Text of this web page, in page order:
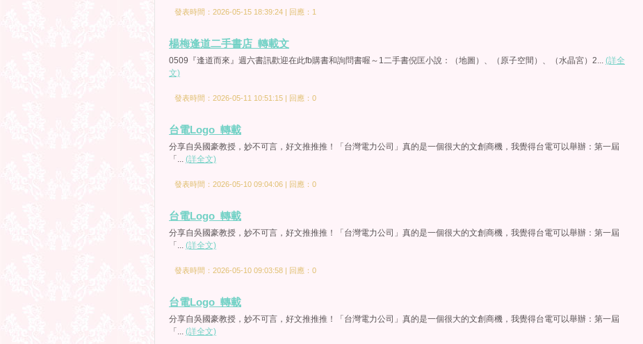
發表時間：2026-05-15 18:39:24 | 回應：1
楊梅逢道二手書店_轉載文
0509『逢道而來』週六書訊歡迎在此fb購書和詢問書喔～1二手書倪匡小說：（地圖）、（原子空間）、（水晶宮）2... (詳全
文)
發表時間：2026-05-11 10:51:15 | 回應：0
台電Logo_轉載
分享自吳國豪教授，妙不可言，好文推推推！「台灣電力公司」真的是一個很大的文創商機，我覺得台電可以舉辦：第一屆
「... (詳全文)
發表時間：2026-05-10 09:04:06 | 回應：0
台電Logo_轉載
分享自吳國豪教授，妙不可言，好文推推推！「台灣電力公司」真的是一個很大的文創商機，我覺得台電可以舉辦：第一屆
「... (詳全文)
發表時間：2026-05-10 09:03:58 | 回應：0
台電Logo_轉載
分享自吳國豪教授，妙不可言，好文推推推！「台灣電力公司」真的是一個很大的文創商機，我覺得台電可以舉辦：第一屆
「... (詳全文)